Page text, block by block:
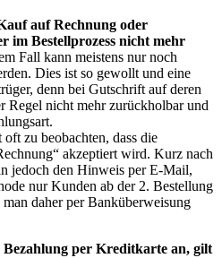
auf Rechnung oder
im Bestellprozess nicht mehr
Fall kann meistens nur noch
Dies ist so gewollt und eine
denn bei Gutschrift auf deren
Regel nicht mehr zurückholbar und
zu beobachten, dass die
akzeptiert wird. Kurz nach
jedoch den Hinweis per E-Mail,
nur Kunden ab der 2. Bestellung
daher per Banküberweisung
Bezahlung per Kreditkarte an, gilt